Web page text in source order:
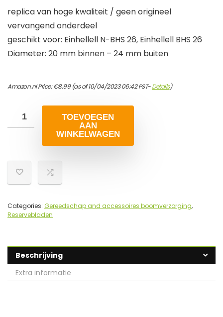
replica van hoge kwaliteit / geen origineel
vervangend onderdeel
geschikt voor: Einhellell N-BHS 26, Einhellell BHS 26
Diameter: 20 mm binnen – 24 mm buiten
Amazon.nl Price:€8.99(as of 10/04/2023 06:42 PST-Details)
TOEVOEGEN
AAN
WINKELWAGEN
Categories: Gereedschap and accessoires boomverzorging,
Reservebladen
Beschrijving
Extra informatie